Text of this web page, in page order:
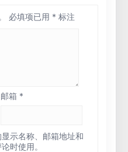
必填项已用 * 标注
邮箱 *
示名称、邮箱地址和
时使用。